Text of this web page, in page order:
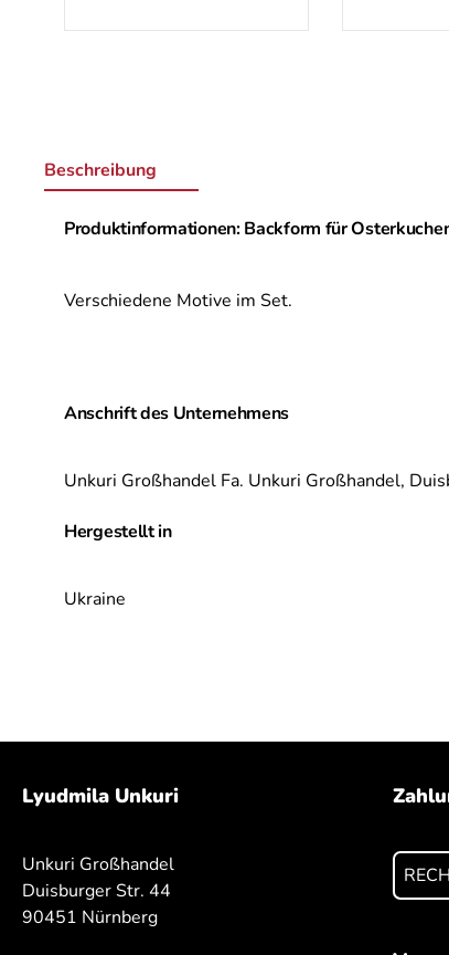
Beschreibung
Produktinformationen: Backform für
Verschiedene Motive im Set.
Anschrift des Unternehmens
Unkuri Großhandel Fa. Unkuri Großhandel,
Hergestellt in
Ukraine
Lyudmila Unkuri
Unkuri Großhandel
Duisburger Str. 44
90451 Nürnberg